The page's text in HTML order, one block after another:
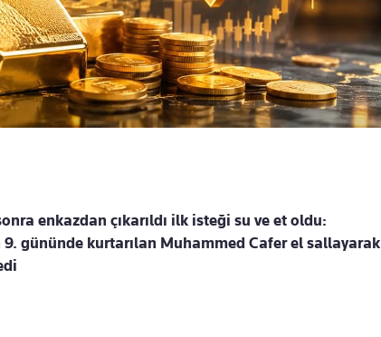
enkazdan çıkarıldı ilk isteği su ve et oldu:
9. gününde kurtarılan Muhammed Cafer el sallayarak